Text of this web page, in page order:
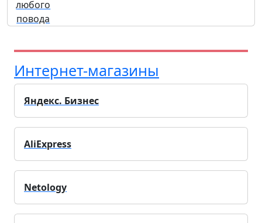
Интернет-магазины
Яндекс. Бизнес
AliExpress
Netology